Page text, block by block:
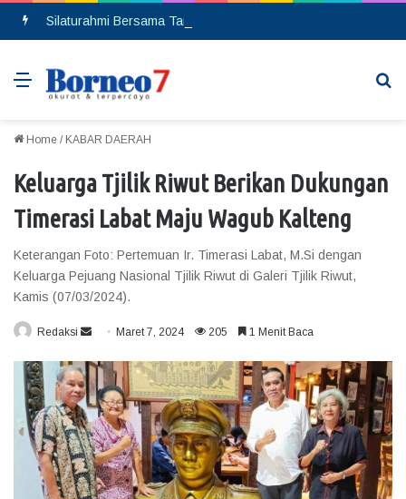
Menu
Home / KABAR DAERAH
Keluarga Tjilik Riwut Berikan Dukungan
Timerasi Labat Maju Wagub Kalteng
Keterangan Foto: Pertemuan Ir. Timerasi Labat, M.Si dengan
Keluarga Pejuang Nasional Tjilik Riwut di Galeri Tjilik Riwut,
Kamis (07/03/2024).
Redaksi
d
a
n
e
m
Maret 7, 2024 205 1 Menit Baca